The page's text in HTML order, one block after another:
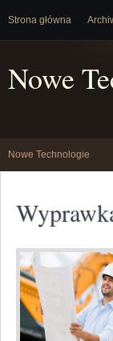
Strona główna
Nowe
Nowe Technologie